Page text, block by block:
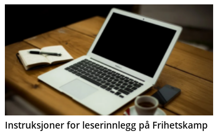
Instruksjoner for leserinnlegg på Frihetskamp